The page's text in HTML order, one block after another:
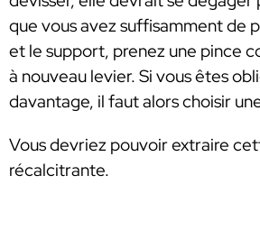
que vous avez suffisamment de
et le support, prenez une pince
à nouveau levier. Si vous êtes
davantage, il faut alors choisir
Vous devriez pouvoir extraire
récalcitrante.